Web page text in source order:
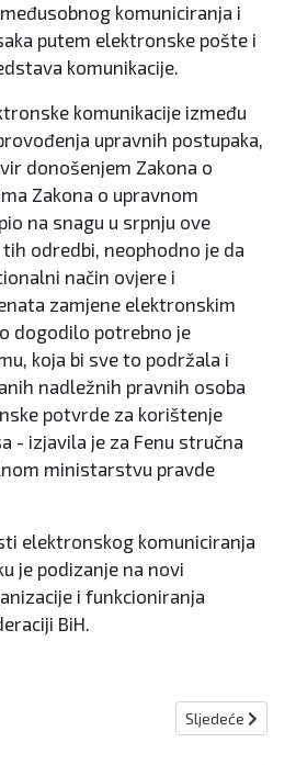
komuniciranja i
putem elektronske pošte i
komunikacije.
komunikacije između
upravnih postupaka,
donošenjem Zakona o
Zakona o upravnom
na snagu u srpnju ove
odredbi, neophodno je da
način ovjere i
zamjene elektronskim
dogodilo potrebno je
koja bi sve to podržala i
nadležnih pravnih osoba
potvrde za korištenje
- izjavila je za Fenu stručna
ministarstvu pravde
elektronskog komuniciranja
je podizanje na novi
i funkcioniranja
BiH.
novotravničke proizvodnje na
Sljedeći
Sljedeće